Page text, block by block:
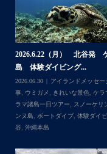
海況は荒れてまし
高校生でダイ
な
今回は海の世界にほ
もっと知りたくなっ
【台風13号によるツアー中
らせ】
2026.08.06
アイランドメッセー
事, 台風